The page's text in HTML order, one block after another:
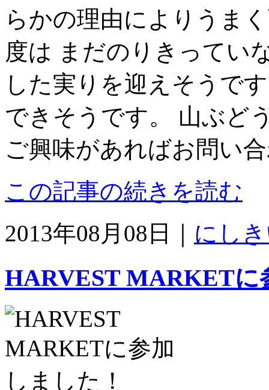
らかの理由によりうま
度は まだのりきってい
した実りを迎えそうで
できそうです。 山ぶど
ご興味があればお問い
この記事の続きを読む
2013年08月08日｜ にし
HARVEST MARKETに